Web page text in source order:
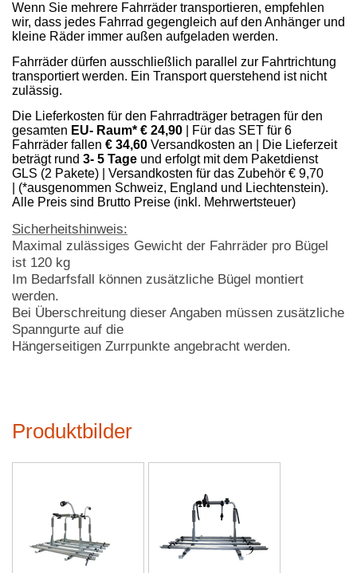
Wenn Sie mehrere Fahrräder transportieren, empfehlen
wir, dass jedes Fahrrad gegengleich auf den Anhänger und
kleine Räder immer außen aufgeladen werden.
Fahrräder dürfen ausschließlich parallel zur Fahrtrichtung
transportiert werden. Ein Transport querstehend ist nicht
zulässig.
Die Lieferkosten für den Fahrradträger betragen für den
gesamten EU- Raum* € 24,90 | Für das SET für 6
Fahrräder fallen € 34,60 Versandkosten an | Die Lieferzeit
beträgt rund 3- 5 Tage und erfolgt mit dem Paketdienst
GLS (2 Pakete) | Versandkosten für das Zubehör € 9,70
(*ausgenommen Schweiz, England und Liechtenstein).
Alle Preis sind Brutto Preise (inkl. Mehrwertsteuer)
Sicherheitshinweis:
Maximal zulässiges Gewicht der Fahrräder pro Bügel
ist 120 kg
Im Bedarfsfall können zusätzliche Bügel montiert
werden.
Bei Überschreitung dieser Angaben müssen zusätzliche
Spanngurte auf die
Hängerseitigen Zurrpunkte angebracht werden.
Produktbilder